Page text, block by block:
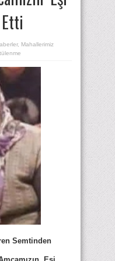
, Mahallerimiz
Semtinden